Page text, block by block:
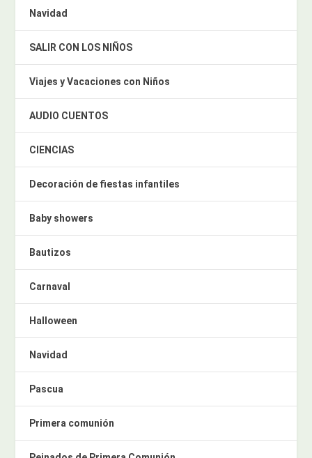
Navidad
SALIR CON LOS NIÑOS
Viajes y Vacaciones con Niños
AUDIO CUENTOS
CIENCIAS
Decoración de fiestas infantiles
Baby showers
Bautizos
Carnaval
Halloween
Navidad
Pascua
Primera comunión